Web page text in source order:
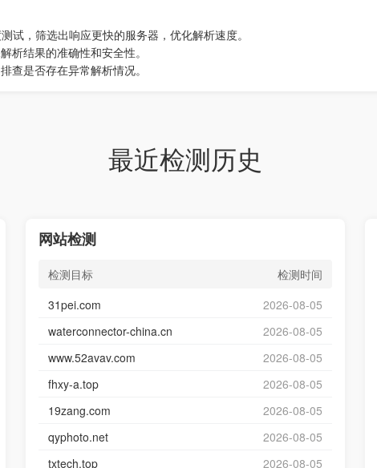
试，筛选出响应更快的服务器，优化解析速度。
析结果的准确性和安全性。
查是否存在异常解析情况。
最近检测历史
网站检测
检测目标
检测时间
31pei.com
2026-08-05
waterconnector-china.cn
2026-08-05
www.52avav.com
2026-08-05
fhxy-a.top
2026-08-05
19zang.com
2026-08-05
qyphoto.net
2026-08-05
txtech.top
2026-08-05